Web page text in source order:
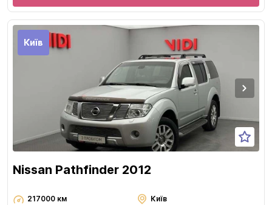
Київ
Nissan Pathfinder 2012
217000 км
Київ